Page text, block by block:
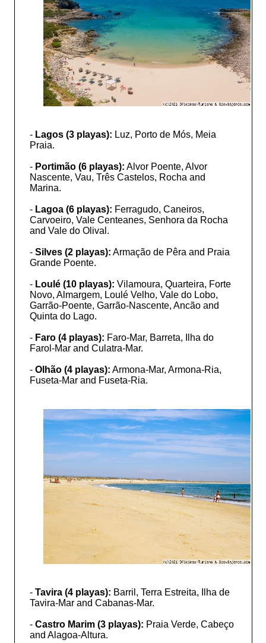
- Lagos (3 playas): Luz, Porto de Mós, Meia
Praia.
- Portimão (6 playas): Alvor Poente, Alvor
Nascente, Vau, Três Castelos, Rocha and
Marina.
- Lagoa (6 playas): Ferragudo, Caneiros,
Carvoeiro, Vale Centeanes, Senhora da Rocha
and Vale do Olival.
- Silves (2 playas): Armação de Pêra and Praia
Grande Poente.
- Loulé (10 playas): Vilamoura, Quarteira, Forte
Novo, Almargem, Loulé Velho, Vale do Lobo,
Garrão-Poente, Garrão-Nascente, Ancão and
Quinta do Lago.
- Faro (4 playas): Faro-Mar, Barreta, Ilha do
Farol-Mar and Culatra-Mar.
- Olhão (4 playas): Armona-Mar, Armona-Ria,
Fuseta-Mar and Fuseta-Ria.
- Tavira (4 playas): Barril, Terra Estreita, Ilha de
Tavira-Mar and Cabanas-Mar.
- Castro Marim (3 playas): Praia Verde, Cabeço
and Alagoa-Altura.